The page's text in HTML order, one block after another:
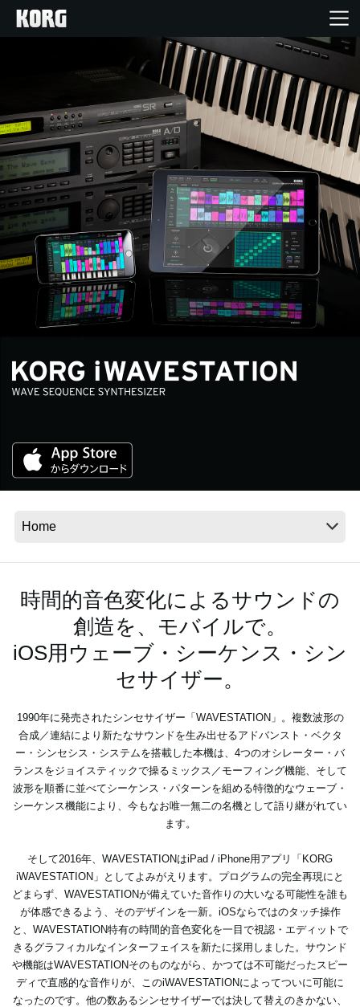
Home
Products
Import Products
Features
Events
Support
Store Locator
Location
Social Media
時間的音色変化によるサウンドの
創造を、モバイルで。
iOS用ウェーブ・シーケンス・シン
セサイザー。
1990年に発売されたシンセサイザー「WAVESTATION」。複数波形の
合成／連結により新たなサウンドを生み出せるアドバンスト・ベクタ
ー・シンセシス・システムを搭載した本機は、4つのオシレーター・バ
ランスをジョイスティックで操るミックス／モーフィング機能、そして
波形を順番に並べてシーケンス・パターンを組める特徴的なウェーブ・
シーケンス機能により、今もなお唯一無二の名機として語り継がれてい
ます。
そして2016年、WAVESTATIONはiPad / iPhone用アプリ「KORG
iWAVESTATION」としてよみがえります。プログラムの完全再現にと
どまらず、WAVESTATIONが備えていた音作りの大いなる可能性を誰も
が体感できるよう、そのデザインを一新。iOSならではのタッチ操作
と、WAVESTATION特有の時間的音色変化を一目で視認・エディットで
きるグラフィカルなインターフェイスを新たに採用しました。サウンド
や機能はWAVESTATIONそのものながら、かつては不可能だったスピー
ディで直感的な音作りが、このiWAVESTATIONによってついに可能に
なったのです。他の数あるシンセサイザーでは決して替えのきかない、